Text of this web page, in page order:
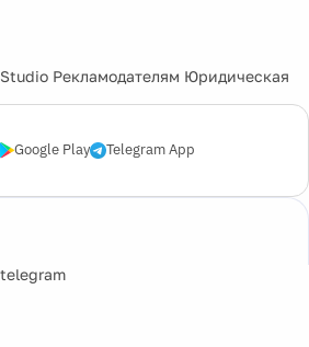
Рекламодателям Юридическая
Google Play Telegram App